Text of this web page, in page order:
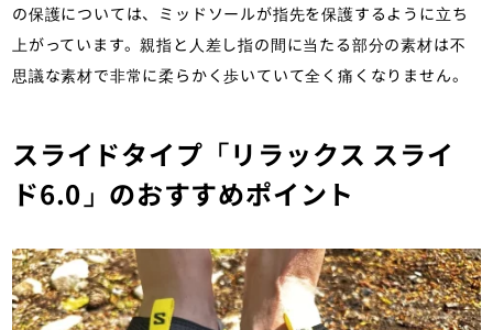
の保護については、ミッドソールが指先を保護するように立ち
上がっています。親指と人差し指の間に当たる部分の素材は不
思議な素材で非常に柔らかく歩いていて全く痛くなりません。
スライドタイプ「リラックス スライ
ド6.0」のおすすめポイント